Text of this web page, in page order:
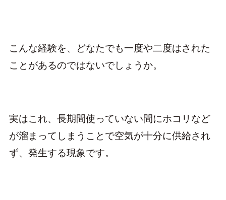
こんな経験を、どなたでも一度や二度はされた
ことがあるのではないでしょうか。
実はこれ、長期間使っていない間にホコリなど
が溜まってしまうことで空気が十分に供給され
ず、発生する現象です。